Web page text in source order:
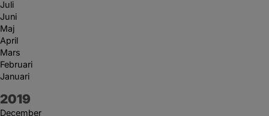
Juli
Juni
Maj
April
Mars
Februari
Januari
År:
2019
December